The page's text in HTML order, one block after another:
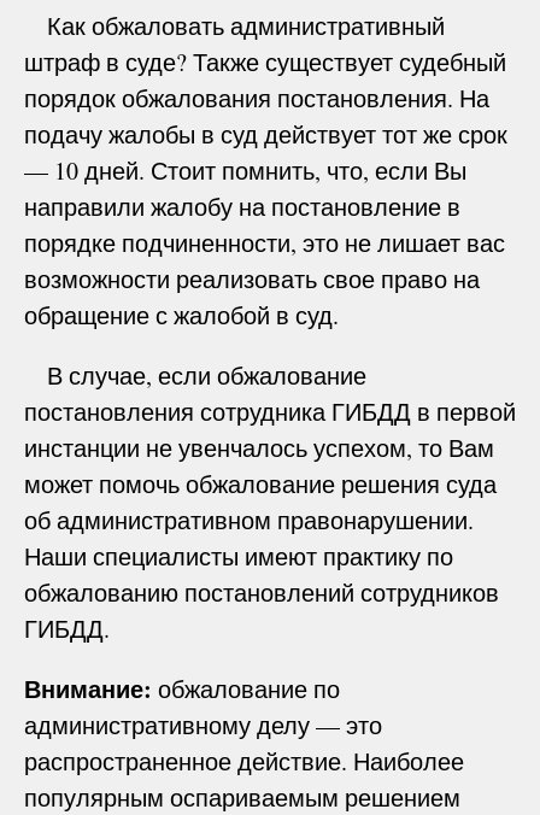
Как обжаловать административный
штраф в суде? Также существует судебный
порядок обжалования постановления. На
подачу жалобы в суд действует тот же срок
— 10 дней. Стоит помнить, что, если Вы
направили жалобу на постановление в
порядке подчиненности, это не лишает вас
возможности реализовать свое право на
обращение с жалобой в суд.
В случае, если обжалование
постановления сотрудника ГИБДД в первой
инстанции не увенчалось успехом, то Вам
может помочь обжалование решения суда
об административном правонарушении.
Наши специалисты имеют практику по
обжалованию постановлений сотрудников
ГИБДД.
Внимание: обжалование по
административному делу — это
распространенное действие. Наиболее
популярным оспариваемым решением